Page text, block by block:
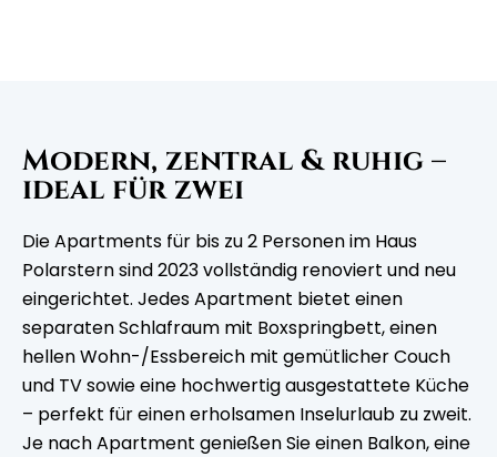
Modern, zentral & ruhig –
ideal für zwei
Die Apartments für bis zu 2 Personen im Haus
Polarstern sind 2023 vollständig renoviert und neu
eingerichtet. Jedes Apartment bietet einen
separaten Schlafraum mit Boxspringbett, einen
hellen Wohn-/Essbereich mit gemütlicher Couch
und TV sowie eine hochwertig ausgestattete Küche
– perfekt für einen erholsamen Inselurlaub zu zweit.
Je nach Apartment genießen Sie einen Balkon, eine